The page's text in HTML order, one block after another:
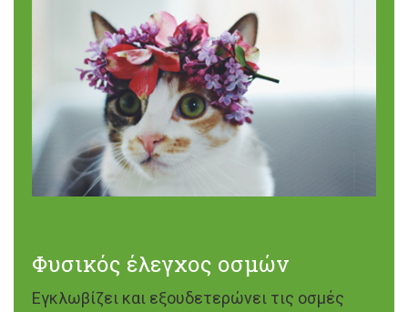
Φυσικός έλεγχος οσμών
Εγκλωβίζει και εξουδετερώνει τις οσμές